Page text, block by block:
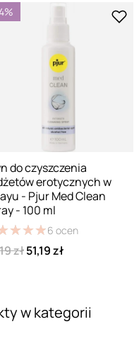
do czyszczenia
erotycznych w
- Pjur Med Clean
- 100 ml
★★★
★★★6 ocen
zł51,19 zł
w kategorii